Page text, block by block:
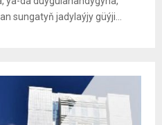
sungatyň jadylaýjy güýji...